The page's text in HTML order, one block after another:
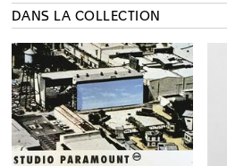
DANS LA COLLECTION